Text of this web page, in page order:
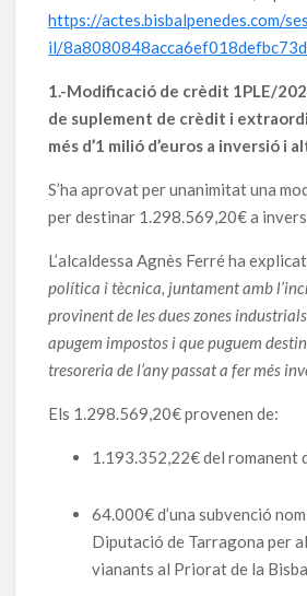
https://actes.bisbalpenedes.com/
il/
1.-Modificació de crèdit 1PLE/
de suplement de crèdit i
més d’1 milió d’euros a inversió i
S’ha aprovat per unanimitat una
per destinar 1.298.569,20€ a
L’alcaldessa Agnès Ferré ha
política i tècnica, juntament amb
provinent de les dues zones
apugem impostos i que puguem
tresoreria de l’any passat a fer més
Els 1.298.569,20€ provenen de:
1.193.352,22€ del romanent
64.000€ d’una subvenció
Diputació de Tarragona per
vianants al Priorat de la